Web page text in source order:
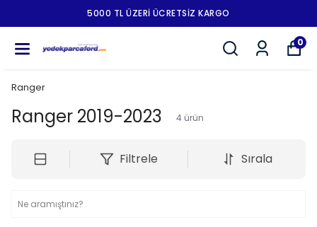
5000 TL ÜZERI ÜCRETSIZ KARGO
0
Ranger
Ranger 2019-2023 4 ürün
Filtrele Sırala